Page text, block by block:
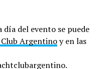
del evento se puede
Argentinoy en las